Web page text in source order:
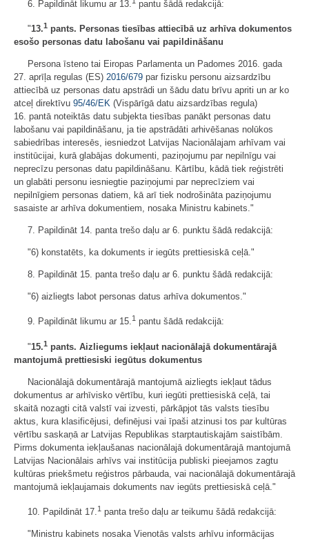
6. Papildināt likumu ar 13. pantu šādā redakcijā:
"13.1 pants. Personas tiesības attiecībā uz arhīva dokumentos
esošo personas datu labošanu vai papildināšanu
Persona īsteno tai Eiropas Parlamenta un Padomes 2016. gada
27. aprīļa regulas (ES) 2016/679 par fizisku personu aizsardzību
attiecībā uz personas datu apstrādi un šādu datu brīvu apriti un ar ko
atceļ direktīvu 95/46/EK (Vispārīgā datu aizsardzības regula)
16. pantā noteiktās datu subjekta tiesības panākt personas datu
labošanu vai papildināšanu, ja tie apstrādāti arhivēšanas nolūkos
sabiedrības interesēs, iesniedzot Latvijas Nacionālajam arhīvam vai
institūcijai, kurā glabājas dokumenti, paziņojumu par nepilnīgu vai
neprecīzu personas datu papildināšanu. Kārtību, kādā tiek reģistrēti
un glabāti personu iesniegtie paziņojumi par neprecīziem vai
nepilnīgiem personas datiem, kā arī tiek nodrošināta paziņojumu
sasaiste ar arhīva dokumentiem, nosaka Ministru kabinets."
7. Papildināt 14. panta trešo daļu ar 6. punktu šādā redakcijā:
"6) konstatēts, ka dokuments ir iegūts prettiesiskā ceļā."
8. Papildināt 15. panta trešo daļu ar 6. punktu šādā redakcijā:
"6) aizliegts labot personas datus arhīva dokumentos."
9. Papildināt likumu ar 15.1 pantu šādā redakcijā:
"15.1 pants. Aizliegums iekļaut nacionālajā dokumentārajā
mantojumā prettiesiski iegūtus dokumentus
Nacionālajā dokumentārajā mantojumā aizliegts iekļaut tādus
dokumentus ar arhīvisko vērtību, kuri iegūti prettiesiskā ceļā, tai
skaitā nozagti citā valstī vai izvesti, pārkāpjot tās valsts tiesību
aktus, kura klasificējusi, definējusi vai īpaši atzinusi tos par kultūras
vērtību saskaņā ar Latvijas Republikas starptautiskajām saistībām.
Pirms dokumenta iekļaušanas nacionālajā dokumentārajā mantojumā
Latvijas Nacionālais arhīvs vai institūcija publiski pieejamos zagtu
kultūras priekšmetu reģistros pārbauda, vai nacionālajā dokumentārajā
mantojumā iekļaujamais dokuments nav iegūts prettiesiskā ceļā."
10. Papildināt 17.1 panta trešo daļu ar teikumu šādā redakcijā:
"Ministru kabinets nosaka Vienotās valsts arhīvu informācijas